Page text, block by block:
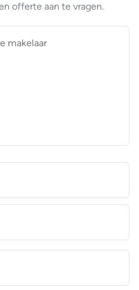
offerte aan te vragen.